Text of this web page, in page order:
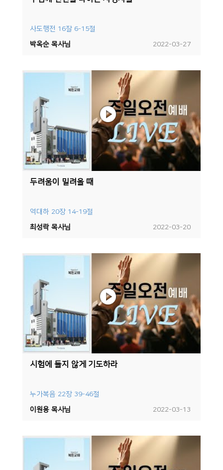
사도행전 16잘 6-15절
2022-03-27
박옥순 목사님
두려움이 밀려올 때
역대하 20장 14-19절
2022-03-20
최성락 목사님
시험에 들지 않게 기도하라
누가복음 22장 39-46절
2022-03-13
이원용 목사님